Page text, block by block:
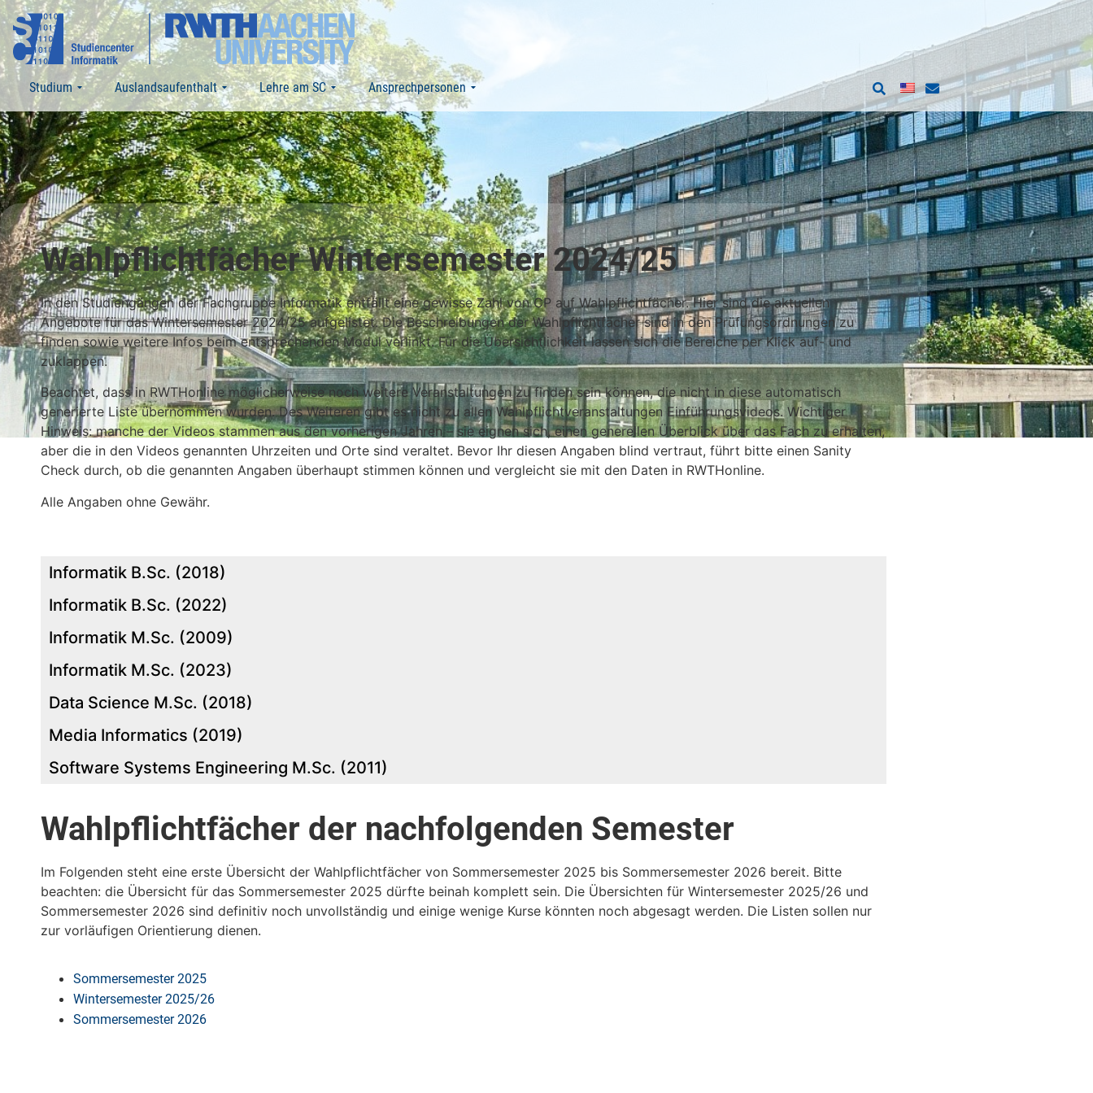
Studium Auslandsaufenthalt Lehre am SC Ansprechpersonen
Wahlpflichtfächer Wintersemester 2024/25
In den Studiengängen der Fachgruppe Informatik entfällt eine gewisse Zahl von CP auf Wahlpflichtfächer. Hier sind die aktuellen
Angebote für das Wintersemester 2024/25 aufgelistet.Die Beschreibungen der Wahlpflichtfächer sind in den Prüfungsordnungen zu
finden sowie weitere Infos beim entsprechenden Modul verlinkt.Für die Übersichtlichkeit lassen sich die Bereiche per Klick auf- und
zuklappen.
Beachtet, dass in RWTHonline möglicherweise noch weitere Veranstaltungen zu finden sein können, die nicht in diese automatisch
generierte Liste übernommen wurden. Des Weiteren gibt es nicht zu allen Wahlpflichtveranstaltungen Einführungsvideos. Wichtiger
Hinweis: manche der Videos stammen aus den vorherigen Jahren – sie eignen sich, einen generellen Überblick über das Fach zu erhalten,
aber die in den Videos genannten Uhrzeiten und Orte sind veraltet. Bevor Ihr diesen Angaben blind vertraut, führt bitte einen Sanity
Check durch, ob die genannten Angaben überhaupt stimmen können und vergleicht sie mit den Daten in RWTHonline.
Informatik B.Sc. (2018)
Informatik B.Sc. (2022)
Informatik M.Sc. (2009)
Informatik M.Sc. (2023)
Data Science M.Sc. (2018)
Media Informatics (2019)
Wahlpflichtfächer der nachfolgenden Semester
Im Folgenden steht eine erste Übersicht der Wahlpflichtfächer von Sommersemester 2025 bis Sommersemester 2026 bereit. Bitte
beachten: die Übersicht für das Sommersemester 2025 dürfte beinah komplett sein. Die Übersichten für Wintersemester 2025/26 und
Sommersemester 2026 sind definitiv noch unvollständig und einige wenige Kurse könnten noch abgesagt werden. Die Listen sollen nur
Sommersemester 2025